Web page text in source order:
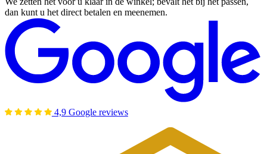
dan kunt u het direct betalen en meenemen.
4,9 Google reviews